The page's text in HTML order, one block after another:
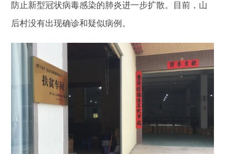
防止新型冠状病毒感染的肺炎进一步扩散。目前，山
后村没有出现确诊和疑似病例。